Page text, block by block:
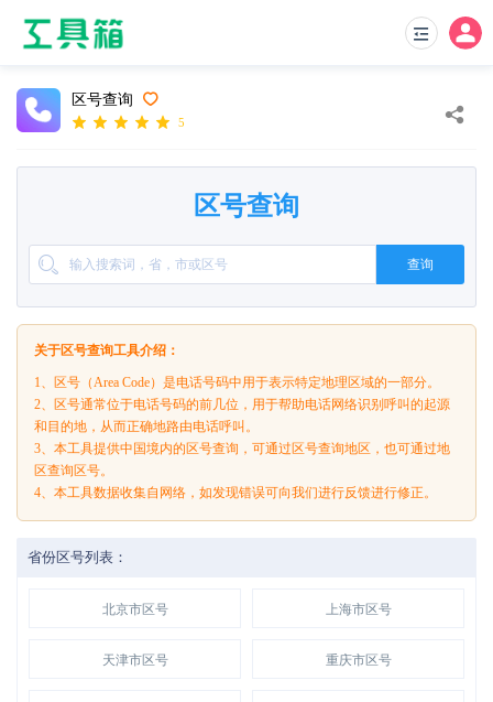
区号查询
5
区号查询
查询
关于区号查询工具介绍：
1、区号（Area Code）是电话号码中用于表示特定地理区域的一部分。
2、区号通常位于电话号码的前几位，用于帮助电话网络识别呼叫的起源
和目的地，从而正确地路由电话呼叫。
3、本工具提供中国境内的区号查询，可通过区号查询地区，也可通过地
区查询区号。
4、本工具数据收集自网络，如发现错误可向我们进行反馈进行修正。
省份区号列表：
北京市区号 上海市区号
天津市区号 重庆市区号